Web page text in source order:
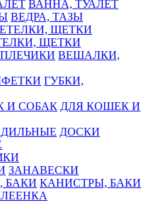
ВАННА, ТУАЛЕТ
ВЕДРА, ТАЗЫ
ЩЕТКИ
ВЕШАЛКИ,
ГУБКИ,
ДЛЯ КОШЕК И
ДОСКИ
ЗАНАВЕСКИ
КАНИСТРЫ, БАКИ